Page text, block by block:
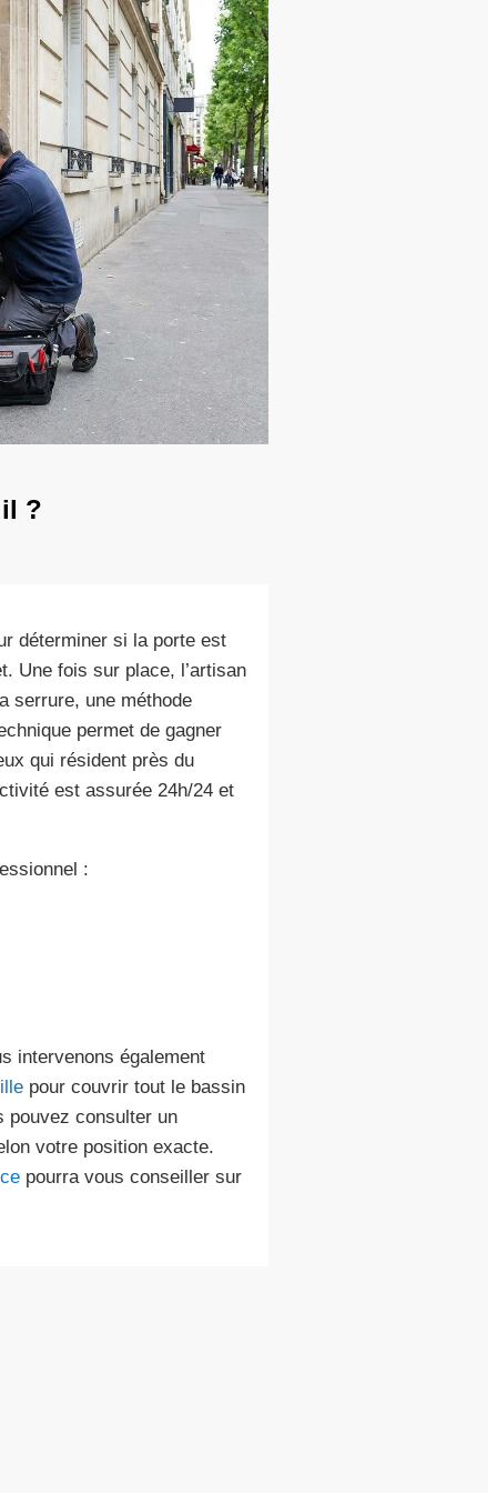
?
déterminer si la porte est
Une fois sur place, l’artisan
serrure, une méthode
permet de gagner
qui résident près du
est assurée 24h/24 et
:
intervenons également
pour couvrir tout le bassin
pouvez consulter un
votre position exacte.
pourra vous conseiller sur